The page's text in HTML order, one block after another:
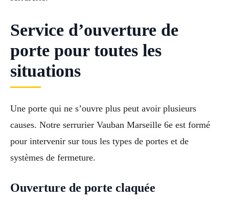
Service d’ouverture de
porte pour toutes les
situations
Une porte qui ne s’ouvre plus peut avoir plusieurs
causes. Notre serrurier Vauban Marseille 6e est formé
pour intervenir sur tous les types de portes et de
systèmes de fermeture.
Ouverture de porte claquée